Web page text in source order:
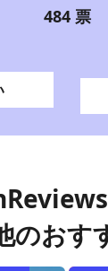
484票
のおす